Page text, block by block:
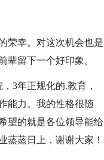
荣幸。对这次机会也是
辈留下一个好印象。
3年正规化的.教育，
能力。我的性格很随
望的就是各位领导能给
蒸蒸日上，谢谢大家！